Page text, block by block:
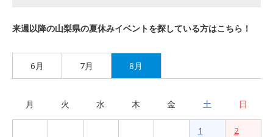
来週以降の山梨県の夏休みイベントを探している方はこちら！
6月 7月 8月
月 火 水 木 金 土 日
1 2